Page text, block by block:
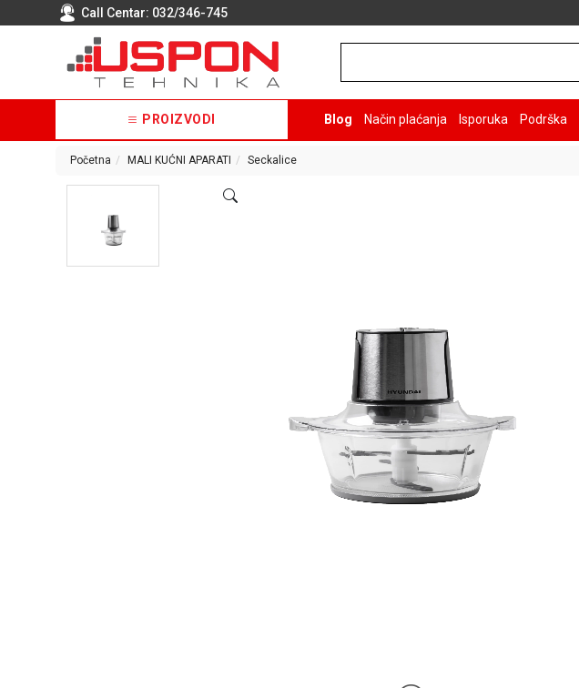
Call Centar: 032/346-745
PROIZVODI Blog Način plaćanja Isporuka Podrška
Početna MALI KUĆNI APARATI Seckalice